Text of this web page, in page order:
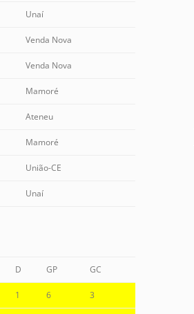
Unaí
Venda Nova
Venda Nova
Mamoré
Ateneu
Mamoré
União-CE
Unaí
D GP GC
1 6 3